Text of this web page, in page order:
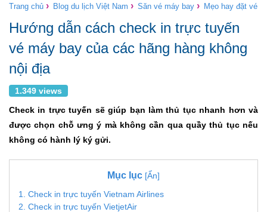
Trang chủ › Blog du lịch Việt Nam › Săn vé máy bay › Mẹo hay đặt vé
Hướng dẫn cách check in trực tuyến
vé máy bay của các hãng hàng không
nội địa
1.349 views
Check in trực tuyến sẽ giúp bạn làm thủ tục nhanh hơn và
được chọn chỗ ưng ý mà không cần qua quầy thủ tục nếu
không có hành lý ký gửi.
Mục lục [Ẩn]
1. Check in trực tuyến Vietnam Airlines
2. Check in trực tuyến VietjetAir